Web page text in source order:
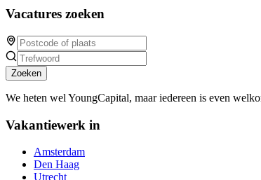
Vacatures zoeken
Zoeken
We heten wel YoungCapital, maar iedereen is even
Vakantiewerk in
Amsterdam
Den Haag
Utrecht